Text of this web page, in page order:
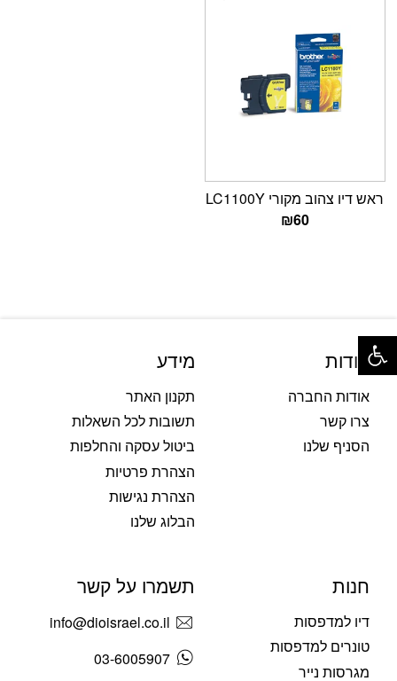
ראש דיו צהוב מקורי LC1100Y
₪60
אודות
אודות החברה
צרו קשר
הסניף שלנו
מידע
תקנון האתר
תשובות לכל השאלות
ביטול עסקה והחלפות
הצהרת פרטיות
הצהרת נגישות
הבלוג שלנו
חנות
דיו למדפסות
טונרים למדפסות
מגרסות נייר
תשמרו על קשר
info@dioisrael.co.il
03-6005907
פתח סרגל נגישות